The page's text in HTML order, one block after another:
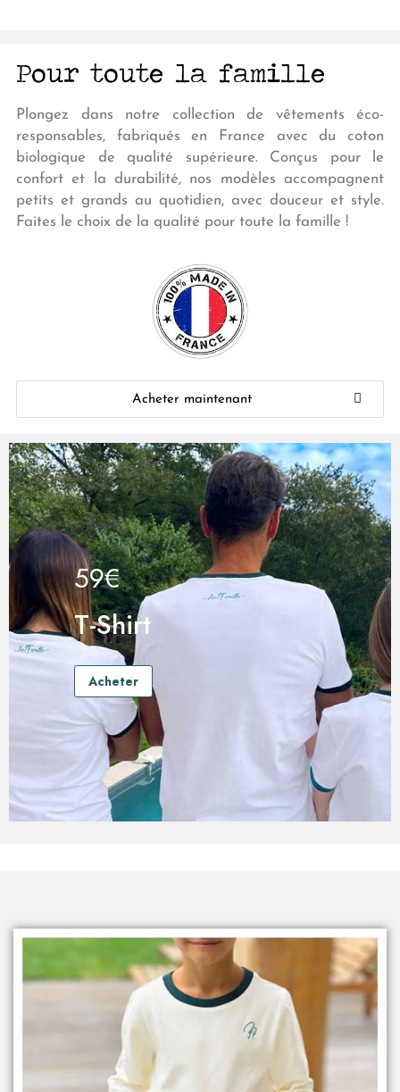
Pour toute la famille
Plongez dans notre collection de vêtements éco-
responsables, fabriqués en France avec du coton
biologique de qualité supérieure. Conçus pour le
confort et la durabilité, nos modèles accompagnent
petits et grands au quotidien, avec douceur et style.
Faites le choix de la qualité pour toute la famille !
Acheter maintenant
59€
T-Shirt
Acheter